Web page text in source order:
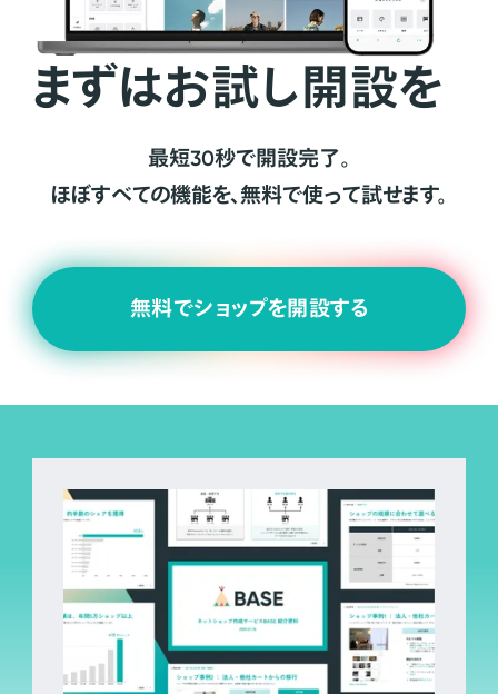
まずはお試し開設を
最短30秒で開設完了。
ほぼすべての機能を、無料で使って試せます。
無料でショップを開設する